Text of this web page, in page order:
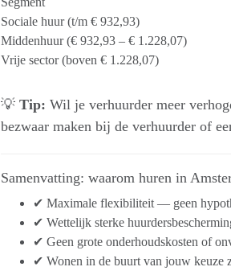
Sociale huur (t/m € 932,93)
Middenhuur (€ 932,93 – € 1.228,07)
Vrije sector (boven € 1.228,07)
💡 Tip: Wil je verhuurder meer
bezwaar maken bij de verhuurder of
Samenvatting: waarom huren in
✔ Maximale flexibiliteit — geen
✔ Wettelijk sterke
✔ Geen grote onderhoudskosten of
✔ Wonen in de buurt van jouw keuze